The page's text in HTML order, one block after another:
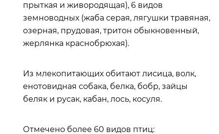
прыткая и живородящая), 6 видов
земноводных (жаба серая, лягушки травяная,
озерная, прудовая, тритон обыкновенный,
жерлянка краснобрюхая).
Из млекопитающих обитают лисица, волк,
енотовидная собака, белка, бобр, зайцы
беляк и русак, кабан, лось, косуля.
Отмечено более 60 видов птиц: